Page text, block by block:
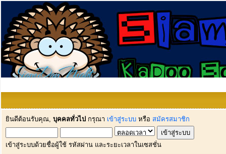
ยินดีต้อนรับคุณ, บุคคลทั่วไป กรุณา เข้าสู่ระบบ หรือ สมัครสมาชิก
เข้าสู่ระบบด้วยชื่อผู้ใช้ รหัสผ่าน และระยะเวลาในเซสชั่น